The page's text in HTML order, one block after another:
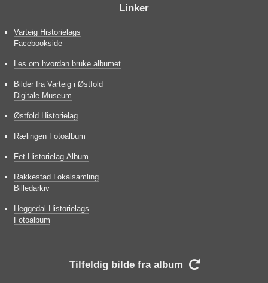
Linker
Varteig Historielags
Facebookside
Les om hvordan bruke albumet
Bilder fra Varteig i Østfold
Digitale Museum
Østfold Historielag
Rælingen Fotoalbum
Fet Historielag Album
Rakkestad Lokalsamling
Billedarkiv
Heggedal Historielags
Fotoalbum
Tilfeldig bilde fra album 